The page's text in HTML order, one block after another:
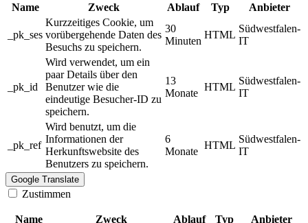
Name Zweck Ablauf Typ Anbieter
_pk_ses
Kurzzeitiges Cookie, um
vorübergehende Daten des
Besuchs zu speichern.
30
Minuten
HTML
Südwestfalen-
IT
_pk_id
Wird verwendet, um ein
paar Details über den
Benutzer wie die
eindeutige Besucher-ID zu
speichern.
13
Monate
HTML
Südwestfalen-
IT
_pk_ref
Wird benutzt, um die
Informationen der
Herkunftswebsite des
Benutzers zu speichern.
6
Monate
HTML
Südwestfalen-
IT
Google Translate
Zustimmen
Name Zweck Ablauf Typ Anbieter